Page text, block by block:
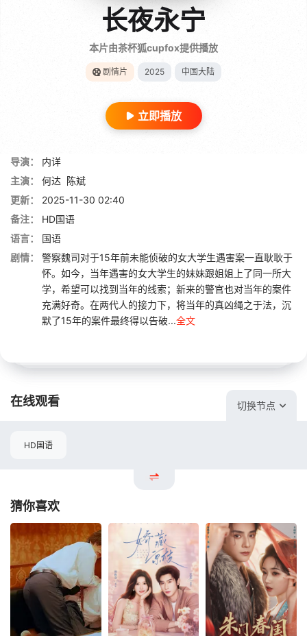
长夜永宁
本片由茶杯狐cupfox提供播放
剧情片 2025 中国大陆
立即播放
导演：
内详
主演：
何达 陈斌
更新：
2025-11-30 02:40
备注：
HD国语
语言：
国语
剧情：
警察魏司对于15年前未能侦破的女大学生遇害案一直耿耿于
怀。如今，当年遇害的女大学生的妹妹跟姐姐上了同一所大
学，希望可以找到当年的线索；新来的警官也对当年的案件
充满好奇。在两代人的接力下，将当年的真凶绳之于法，沉
默了15年的案件最终得以告破...全文
在线观看 切换节点
HD国语
猜你喜欢